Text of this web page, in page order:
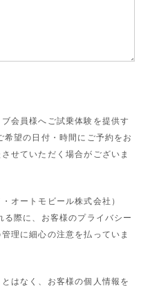
会員様へご試乗体験を提供す
望の日付・時間にご予約をお
せていただく場合がございま
オートモビール株式会社）
際に、お客様のプライバシー
理に細心の注意を払っていま
はなく、お客様の個人情報を